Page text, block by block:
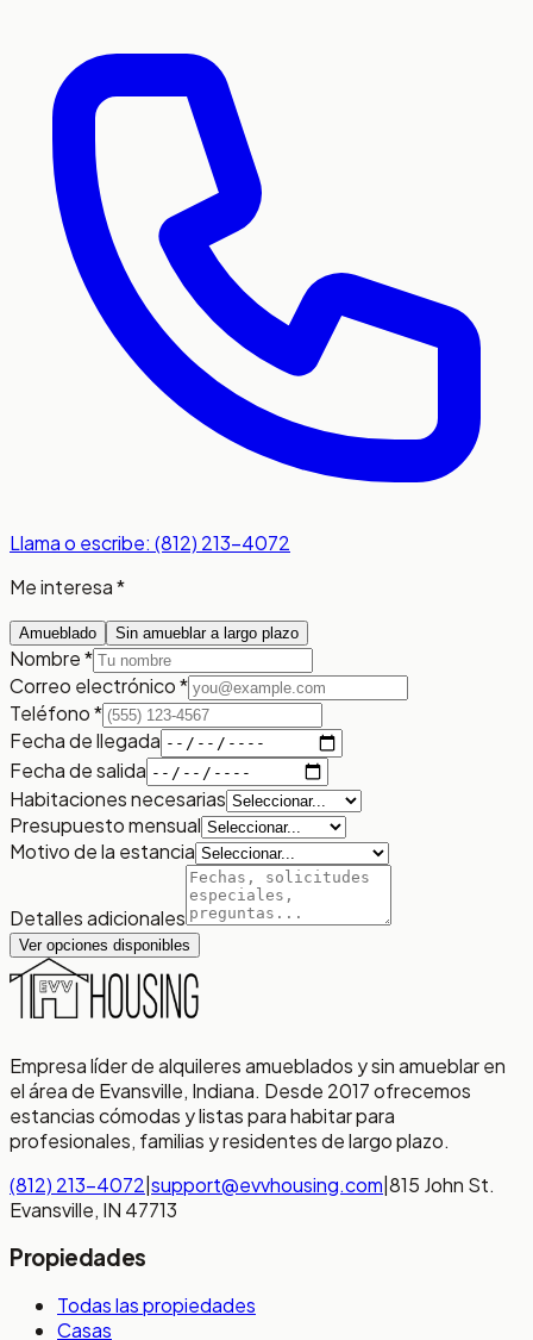
Llama o escribe: (812) 213-4072
Me interesa *
Amueblado Sin amueblar a largo plazo
Nombre *
Correo electrónico *
Teléfono *
Fecha de llegada
Fecha de salida
Habitaciones necesarias
Presupuesto mensual
Motivo de la estancia
Detalles adicionales
Ver opciones disponibles
Empresa líder de alquileres amueblados y sin amueblar en
el área de Evansville, Indiana. Desde 2017 ofrecemos
estancias cómodas y listas para habitar para
profesionales, familias y residentes de largo plazo.
(812) 213-4072 support@evvhousing.com 815 John St.
Evansville, IN 47713
Propiedades
Todas las propiedades
Casas